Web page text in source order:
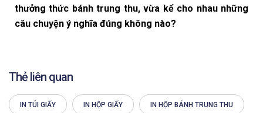
thưởng thức bánh trung thu, vừa kể cho nhau những
câu chuyện ý nghĩa đúng không nào?
Thẻ liên quan
IN TÚI GIẤY IN HỘP GIẤY IN HỘP BÁNH TRUNG THU